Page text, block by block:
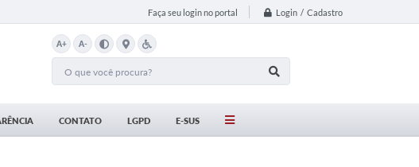
Faça seu login no portal Login / Cadastro
A+ A-
CONTATO LGPD E-SUS